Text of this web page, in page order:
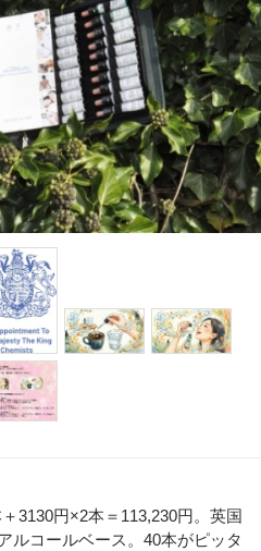
3130円×2本＝113,230円。英国
ルコールベース。40本がピッタ